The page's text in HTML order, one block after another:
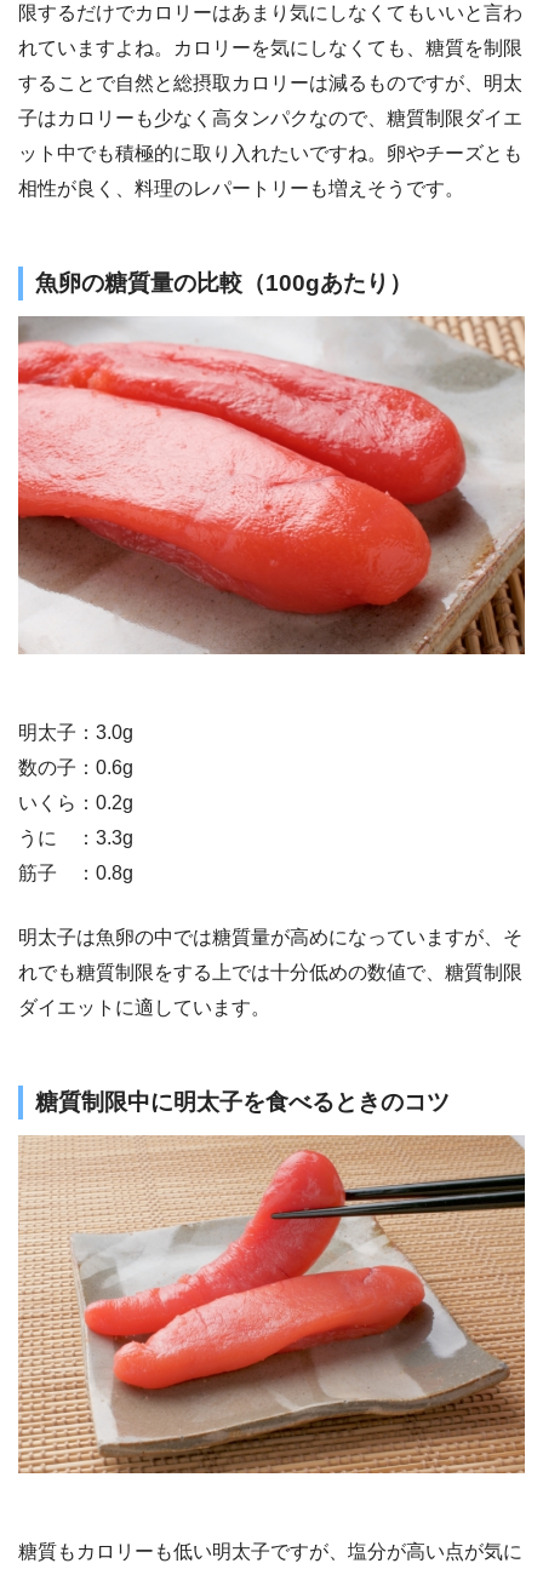
限するだけでカロリーはあまり気にしなくてもいいと言わ
れていますよね。カロリーを気にしなくても、糖質を制限
することで自然と総摂取カロリーは減るものですが、明太
子はカロリーも少なく高タンパクなので、糖質制限ダイエ
ット中でも積極的に取り入れたいですね。卵やチーズとも
相性が良く、料理のレパートリーも増えそうです。
魚卵の糖質量の比較（100gあたり）
明太子：3.0g
数の子：0.6g
いくら：0.2g
うに ：3.3g
筋子 ：0.8g
明太子は魚卵の中では糖質量が高めになっていますが、そ
れでも糖質制限をする上では十分低めの数値で、糖質制限
ダイエットに適しています。
糖質制限中に明太子を食べるときのコツ
糖質もカロリーも低い明太子ですが、塩分が高い点が気に